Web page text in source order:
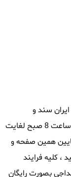
سند و
کارشناسان این مجموعه میتوانید همه روزه از ساعت 8 صبح لغایت
پایین همین صفحه و
، کلیه فرایند
بصورت رایگان